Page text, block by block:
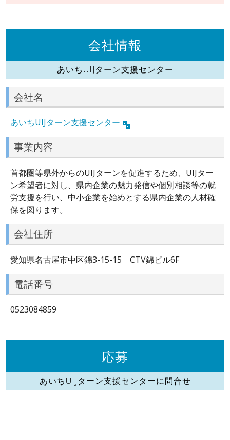
会社情報
あいちUIJターン支援センター
会社名
あいちUIJターン支援センター
事業内容
首都圏等県外からのUIJターンを促進するため、UIJター
ン希望者に対し、県内企業の魅力発信や個別相談等の就
労支援を行い、中小企業を始めとする県内企業の人材確
保を図ります。
会社住所
愛知県名古屋市中区錦3-15-15 CTV錦ビル6F
電話番号
0523084859
応募
あいちUIJターン支援センターに問合せ